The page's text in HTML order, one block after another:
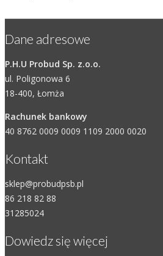
Dane adresowe
P.H.U Probud Sp. z.o.o.
ul. Poligonowa 6
18-400, Łomża
Rachunek bankowy
40 8762 0009 0009 1109 2000 0020
Kontakt
sklep@probudpsb.pl
86 218 82 88
31285024
Dowiedz się więcej